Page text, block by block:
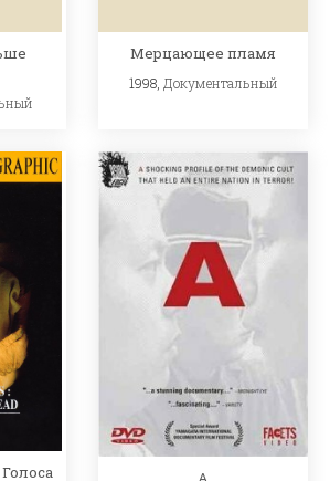
Мерцающее пламя
1998, Документальный